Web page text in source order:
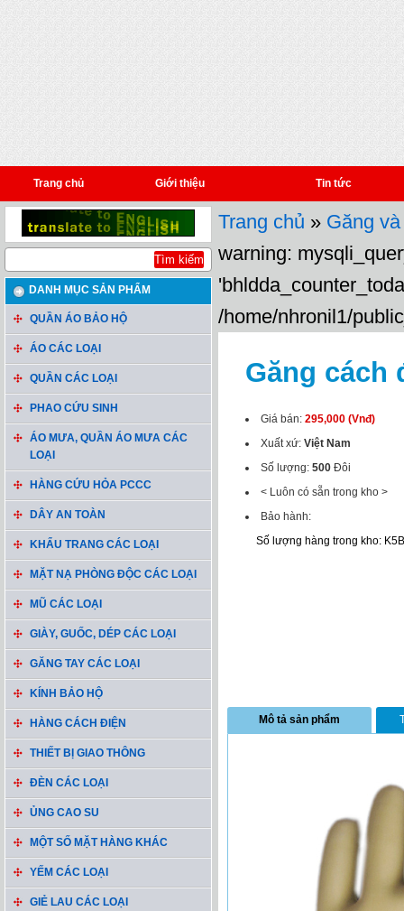
Trang chủ Giới thiệu Tin tức
DANH MỤC SẢN PHẨM
QUẦN ÁO BẢO HỘ
ÁO CÁC LOẠI
QUẦN CÁC LOẠI
PHAO CỨU SINH
ÁO MƯA, QUẦN ÁO MƯA CÁC
LOẠI
HÀNG CỨU HỎA PCCC
DÂY AN TOÀN
KHẨU TRANG CÁC LOẠI
MẶT NẠ PHÒNG ĐỘC CÁC LOẠI
MŨ CÁC LOẠI
GIÀY, GUỐC, DÉP CÁC LOẠI
GĂNG TAY CÁC LOẠI
KÍNH BẢO HỘ
HÀNG CÁCH ĐIỆN
THIẾT BỊ GIAO THÔNG
ĐÈN CÁC LOẠI
ỦNG CAO SU
MỘT SỐ MẶT HÀNG KHÁC
YẾM CÁC LOẠI
GIẺ LAU CÁC LOẠI
Trang chủ » Găng
warning:
/home/nhronil1/
Găng cách
Giá bán: 295,000 (Vnđ)
Xuất xứ: Việt Nam
Số lượng: 500 Đôi
< Luôn có sẵn trong kho >
Bảo hành:
Số lượng hàng trong kho: K5B
Mô tả sản phẩm